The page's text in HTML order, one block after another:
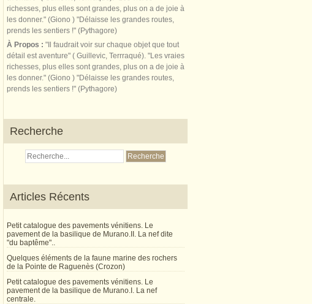
À Propos : "Il faudrait voir sur chaque objet que tout
détail est aventure" ( Guillevic, Terrraqué). "Les vraies
richesses, plus elles sont grandes, plus on a de joie à
les donner." (Giono ) "Délaisse les grandes routes,
prends les sentiers !" (Pythagore)
Recherche
Articles Récents
Petit catalogue des pavements vénitiens. Le
pavement de la basilique de Murano.II. La nef dite
"du baptême"..
Quelques éléments de la faune marine des rochers
de la Pointe de Raguenès (Crozon)
Petit catalogue des pavements vénitiens. Le
pavement de la basilique de Murano.I. La nef
centrale.